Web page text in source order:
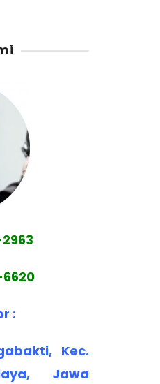
6620
:
Kec.
Jawa